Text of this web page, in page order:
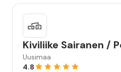
Kiviliike Sairanen /
Muistokivi
Uusimaa
4.8